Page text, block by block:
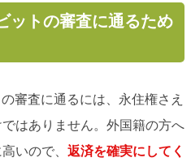
ットの審査に通るため
審査に通るには、永住権さえ
はありません。外国籍の方へ
いので、 返済を確実にしてく